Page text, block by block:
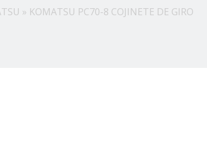
» KOMATSU PC70-8 COJINETE DE GIRO